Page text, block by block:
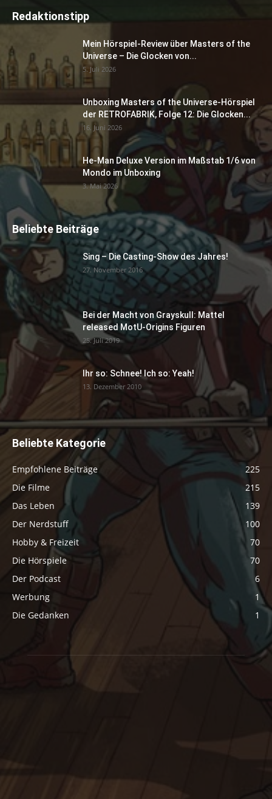
Redaktionstipp
Mein Hörspiel-Review über Masters of the
Universe – Die Glocken von...
5. Juli 2026
Unboxing Masters of the Universe-Hörspiel
der RETROFABRIK, Folge 12: Die Glocken...
16. Juni 2026
He-Man Deluxe Version im Maßstab 1/6 von
Mondo im Unboxing
3. Mai 2026
Beliebte Beiträge
Sing – Die Casting-Show des Jahres!
27. November 2016
Bei der Macht von Grayskull: Mattel
released MotU-Origins Figuren
25. Juli 2019
Ihr so: Schnee! Ich so: Yeah!
13. Dezember 2010
Beliebte Kategorie
Empfohlene Beiträge
225
Die Filme
215
Das Leben
139
Der Nerdstuff
100
Hobby & Freizeit
70
Die Hörspiele
70
Der Podcast
6
Werbung
1
Die Gedanken
1